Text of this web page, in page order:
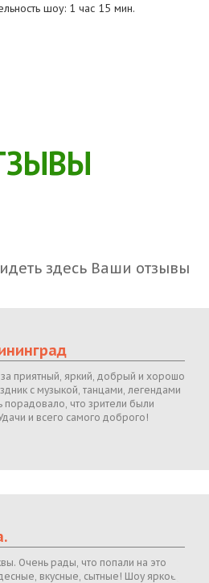
шоу: 1 час 15 мин.
здесь Ваши отзывы
приятный, яркий, добрый и хорошо
с музыкой, танцами, легендами
порадовало, что зрители были
и всего самого доброго!
Очень рады, что попали на это
вкусные, сытные! Шоу яркое,